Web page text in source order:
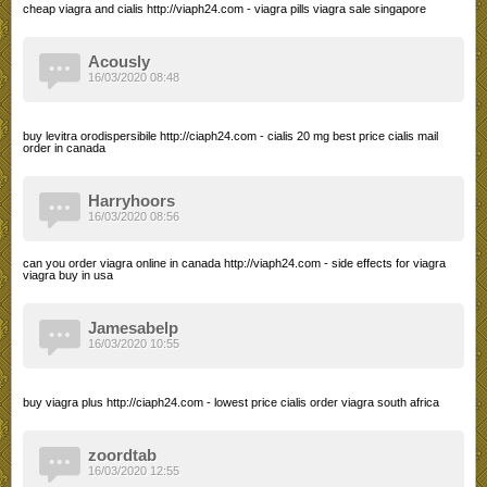
cheap viagra and cialis http://viaph24.com - viagra pills viagra sale singapore
Acously
buy levitra orodispersibile http://ciaph24.com - cialis 20 mg best price cialis mail
order in canada
16/03/2020 08:48
Harryhoors
can you order viagra online in canada http://viaph24.com - side effects for viagra
viagra buy in usa
16/03/2020 08:56
Jamesabelp
buy viagra plus http://ciaph24.com - lowest price cialis order viagra south africa
16/03/2020 10:55
zoordtab
16/03/2020 12:55